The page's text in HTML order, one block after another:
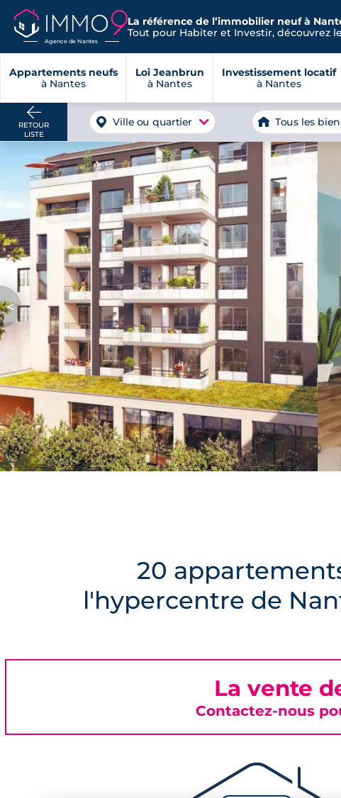
Agence de Nantes
La référence de l’immobilier neuf à
Tout pour Habiter et Investir, découvrez
Appartements neufs
à Nantes
Loi Jeanbrun
à Nantes
Investissement locatif
à Nantes
RETOUR
LISTE
Ville ou quartier Tous les
<
20
l'hypercentre de
La vente
Contactez-nous